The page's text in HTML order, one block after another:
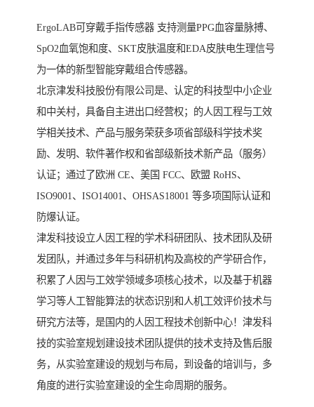
ErgoLAB可穿戴手指传感器 支持测量PPG血容量脉搏、
SpO2血氧饱和度、SKT皮肤温度和EDA皮肤电生理信号
为一体的新型智能穿戴组合传感器。
北京津发科技股份有限公司是、认定的科技型中小企业
和中关村，具备自主进出口经营权；的人因工程与工效
学相关技术、产品与服务荣获多项省部级科学技术奖
励、发明、软件著作权和省部级新技术新产品（服务）
认证；通过了欧洲 CE、美国 FCC、欧盟 RoHS、
ISO9001、ISO14001、OHSAS18001 等多项国际认证和
防爆认证。
津发科技设立人因工程的学术科研团队、技术团队及研
发团队，并通过多年与科研机构及高校的产学研合作，
积累了人因与工效学领域多项核心技术，以及基于机器
学习等人工智能算法的状态识别和人机工效评价技术与
研究方法等，是国内的人因工程技术创新中心！津发科
技的实验室规划建设技术团队提供的技术支持及售后服
务，从实验室建设的规划与布局，到设备的培训与，多
角度的进行实验室建设的全生命周期的服务。